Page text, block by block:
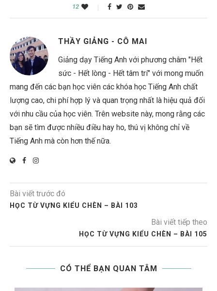
12
THẦY GIẢNG - CÔ MAI
Giảng dạy Tiếng Anh với phương châm "Hết
sức - Hết lòng - Hết tâm trí" với mong muốn
mang đến các bạn học viên các khóa học Tiếng Anh chất
lượng cao, chi phí hợp lý và quan trọng nhất là hiệu quả đối
với nhu cầu của học viên. Trên website này, mong rằng các
bạn sẽ tìm được nhiều điều hay ho, thú vị không chỉ về
Tiếng Anh mà còn hơn thế nữa.
Bài viết trước đó
HỌC TỪ VỰNG KIỂU CHÈN – BÀI 103
Bài viết tiếp theo
HỌC TỪ VỰNG KIỂU CHÈN – BÀI 105
CÓ THỂ BẠN QUAN TÂM